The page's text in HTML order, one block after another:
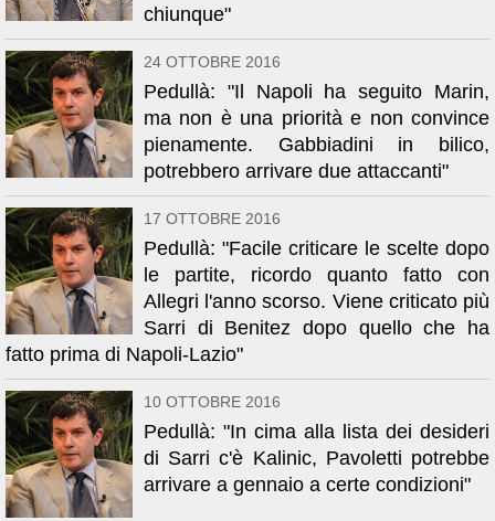
chiunque"
24 OTTOBRE 2016
Pedullà: "Il Napoli ha seguito Marin,
ma non è una priorità e non convince
pienamente. Gabbiadini in bilico,
potrebbero arrivare due attaccanti"
17 OTTOBRE 2016
Pedullà: "Facile criticare le scelte dopo
le partite, ricordo quanto fatto con
Allegri l'anno scorso. Viene criticato più
Sarri di Benitez dopo quello che ha
fatto prima di Napoli-Lazio"
10 OTTOBRE 2016
Pedullà: "In cima alla lista dei desideri
di Sarri c'è Kalinic, Pavoletti potrebbe
arrivare a gennaio a certe condizioni"